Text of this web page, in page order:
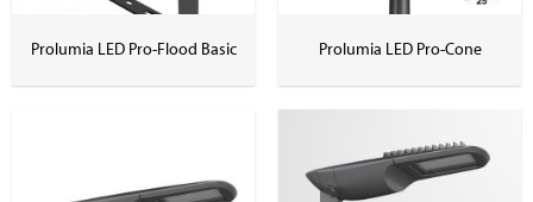
Prolumia LED Pro-Flood Basic Prolumia LED Pro-Cone